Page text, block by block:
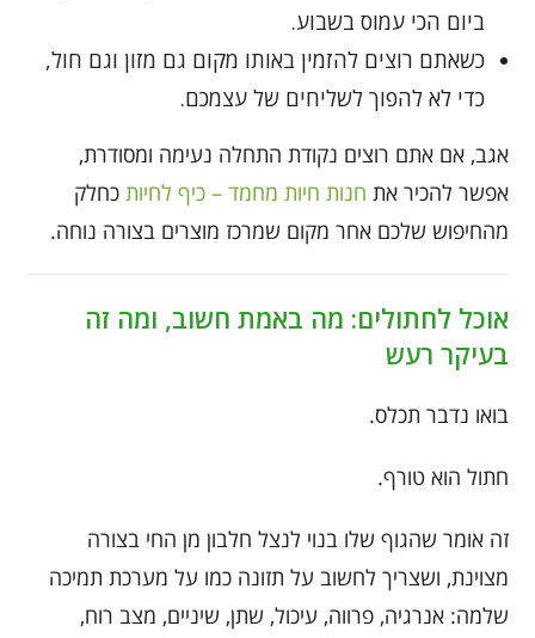
ביום הכי עמוס בשבוע.
כשאתם רוצים להזמין באותו מקום גם מזון וגם חול,
כדי לא להפוך לשליחים של עצמכם.
אגב, אם אתם רוצים נקודת התחלה נעימה ומסודרת,
אפשר להכיר את חנות חיות מחמד – כיף לחיות כחלק
מהחיפוש שלכם אחר מקום שמרכז מוצרים בצורה נוחה.
אוכל לחתולים: מה באמת חשוב, ומה זה
בעיקר רעש
בואו נדבר תכלס.
חתול הוא טורף.
זה אומר שהגוף שלו בנוי לנצל חלבון מן החי בצורה
מצוינת, ושצריך לחשוב על תזונה כמו על מערכת תמיכה
שלמה: אנרגיה, פרווה, עיכול, שתן, שיניים, מצב רוח,